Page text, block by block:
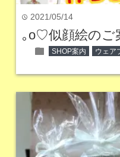
time 2021/05/14
｡o♡似顔絵のご
folder SHOP案内 ウェア